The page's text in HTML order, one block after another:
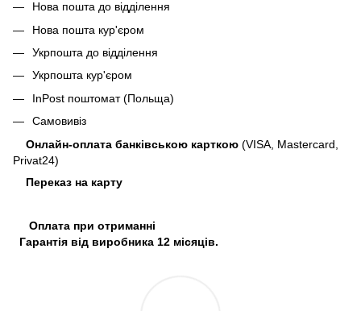
Нова пошта до відділення
Нова пошта кур'єром
Укрпошта до відділення
Укрпошта кур'єром
InPost поштомат (Польща)
Самовивіз
Онлайн-оплата банківською карткою (VISA, Mastercard,
Privat24)
Переказ на карту
Оплата при отриманні
Гарантія від виробника 12 місяців.